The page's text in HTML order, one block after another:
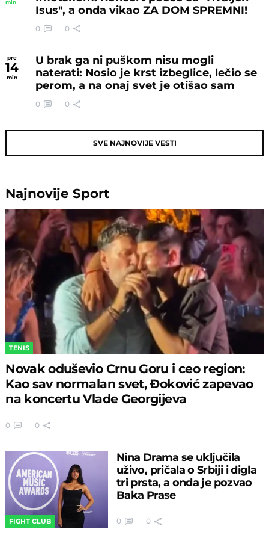
min
Isus", a onda vikao ZA DOM SPREMNI!
0 0
pre
14
min
U brak ga ni puškom nisu mogli
naterati: Nosio je krst izbeglice, lečio se
perom, a na onaj svet je otišao sam
0 0
SVE NAJNOVIJE VESTI
NajnovijeSport
TENIS
Novak oduševio Crnu Goru i ceo region:
Kao sav normalan svet, Đoković zapevao
na koncertu Vlade Georgijeva
0 0
FIGHT CLUB
Nina Drama se uključila
uživo, pričala o Srbiji i digla
tri prsta, a onda je pozvao
Baka Prase
0 0